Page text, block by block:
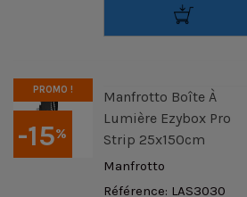
-15%
PROMO !
Manfrotto Boîte À
Lumière Ezybox Pro
Strip 25x150cm
Manfrotto
Référence: LAS3030